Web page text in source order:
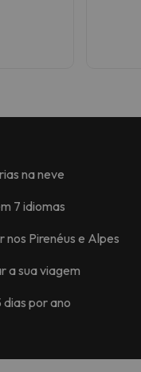
alojamento.
na neve
7 idiomas
Pirenéus e Alpes
a sua viagem
por ano